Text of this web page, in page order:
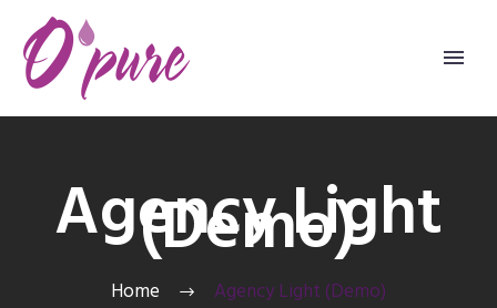
Agency Light
(Demo)
Home Agency Light (Demo)